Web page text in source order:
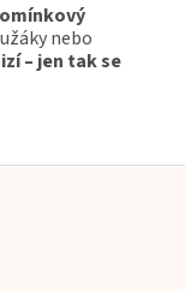
nebo
– jen tak se